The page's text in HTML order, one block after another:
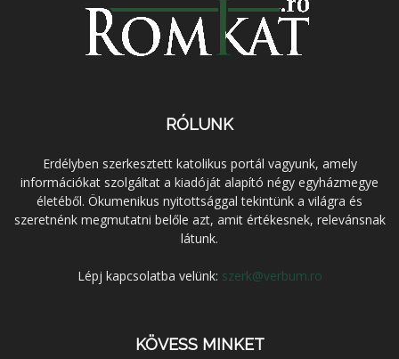
RÓLUNK
Erdélyben szerkesztett katolikus portál vagyunk, amely
információkat szolgáltat a kiadóját alapító négy egyházmegye
életéből. Ökumenikus nyitottsággal tekintünk a világra és
szeretnénk megmutatni belőle azt, amit értékesnek, relevánsnak
látunk.
Lépj kapcsolatba velünk: szerk@verbum.ro
KÖVESS MINKET